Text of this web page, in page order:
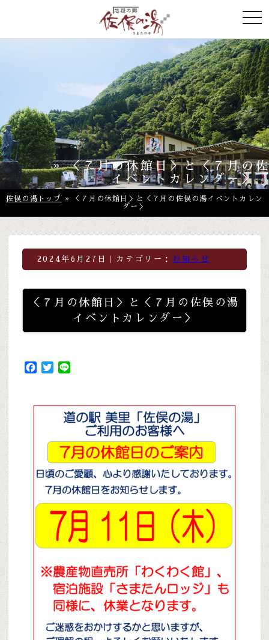
» ＜７月の休館日＞と＜７月の
イベントカレンダー＞
佐俣の湯トップ
» ＜７月の休館日＞と＜７月の佐俣の湯イベントカレン
ダー＞
2024年6月27日｜カテゴリー： お知らせ
＜７月の休館日＞と＜７月の佐俣の湯
イベントカレンダー＞
Facebook
Twitter